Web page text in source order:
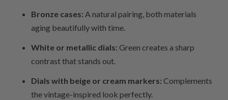
Bronze cases: A natural pairing, both materials
aging beautifully with time.
White or metallic dials: Green creates a sharp
contrast that stands out.
Dials with beige or cream markers: Complements
the vintage-inspired look perfectly.